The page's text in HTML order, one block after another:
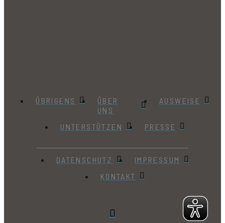
ÜBRIGENS
ÜBER
UNS
AUSWEISE
UNTERSTÜTZEN PRESSE
DATENSCHUTZ
IMPRESSUM
KONTAKT